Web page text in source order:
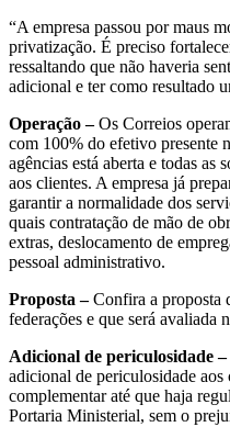
“A empresa passou por maus
privatização. É preciso
ressaltando que não haveria
adicional e ter como resultado
Operação –Os Correios
com 100% do efetivo presente
agências está aberta e todas as
aos clientes. A empresa já
garantir a normalidade dos
quais contratação de mão de
extras, deslocamento de
pessoal administrativo.
Proposta –Confira a proposta
federações e que será avaliada
Adicional de periculosidade –
adicional de periculosidade
complementar até que haja
Portaria Ministerial, sem o